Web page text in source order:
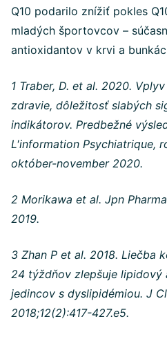
Q10 podarilo znížiť pokles
mladých športovcov –
antioxidantov v krvi a
1 Traber, D. et al. 2020.
zdravie, dôležitosť slabých
indikátorov. Predbežné
L'information Psychiatrique,
október-november 2020.
2 Morikawa et al. Jpn
2019.
3 Zhan P et al. 2018. Liečba
24 týždňov zlepšuje
jedincov s dyslipidémiou. J
2018;12(2):417-427.e5.